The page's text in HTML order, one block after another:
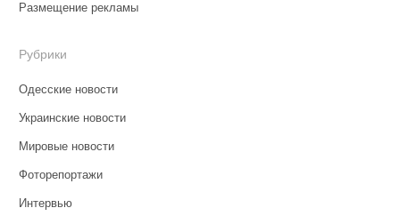
Размещение рекламы
Рубрики
Одесские новости
Украинские новости
Мировые новости
Фоторепортажи
Интервью